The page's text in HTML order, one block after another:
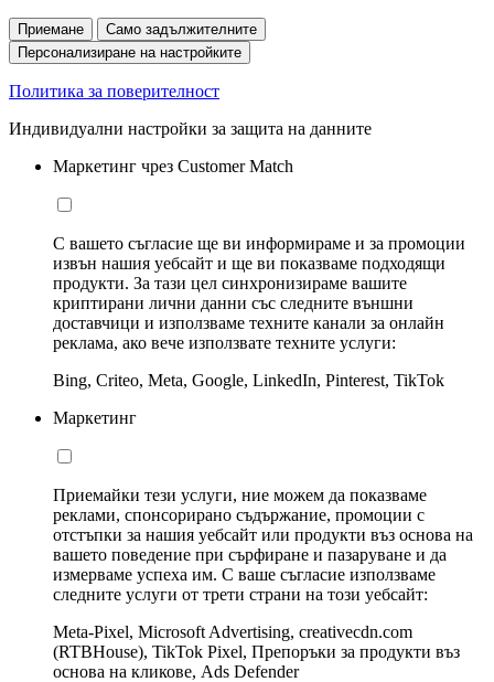
Приемане
Само задължителните
Персонализиране на настройките
Политика за поверителност
Индивидуални настройки за защита на данните
Маркетинг чрез Customer Match
С вашето съгласие ще ви информираме и за промоции
извън нашия уебсайт и ще ви показваме подходящи
продукти. За тази цел синхронизираме вашите
криптирани лични данни със следните външни
доставчици и използваме техните канали за онлайн
реклама, ако вече използвате техните услуги:
Bing, Criteo, Meta, Google, LinkedIn, Pinterest, TikTok
Маркетинг
Приемайки тези услуги, ние можем да показваме
реклами, спонсорирано съдържание, промоции с
отстъпки за нашия уебсайт или продукти въз основа на
вашето поведение при сърфиране и пазаруване и да
измерваме успеха им. С ваше съгласие използваме
следните услуги от трети страни на този уебсайт:
Meta-Pixel, Microsoft Advertising, creativecdn.com
(RTBHouse), TikTok Pixel, Препоръки за продукти въз
основа на кликове, Ads Defender